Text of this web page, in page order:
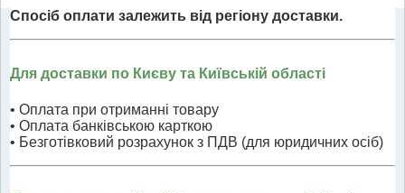
Спосіб оплати залежить від регіону доставки.
Для доставки по Києву та Київській області
• Оплата при отриманні товару
• Оплата банківською карткою
• Безготівковий розрахунок з ПДВ (для юридичних осіб)